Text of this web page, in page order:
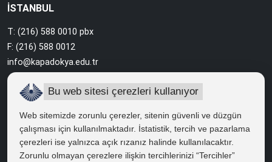
İSTANBUL
T: (216) 588 0010 pbx
F: (216) 588 0012
info@kapadokya.edu.tr
Sabiha Gökçen Yerleşkesi
HIZLI ERİŞİM
Bu web sitesi çerezleri kullanıyor
Web sitemizde zorunlu çerezler, sitenin güvenli ve düzgün
çalışması için kullanılmaktadır. İstatistik, tercih ve pazarlama
çerezleri ise yalnızca açık rızanız halinde kullanılacaktır.
Zorunlu olmayan çerezlere ilişkin tercihlerinizi “Tercihler”